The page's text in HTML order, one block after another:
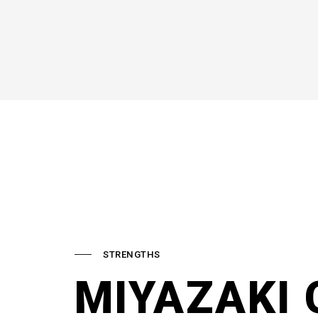
STRENGTHS
MIYAZAKI